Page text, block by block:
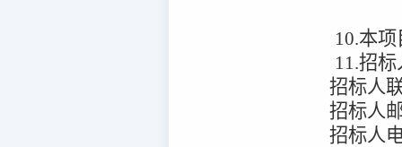
10.本项
11.招
招标人
招标人
招标人